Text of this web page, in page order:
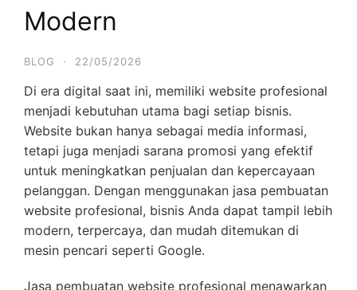
Modern
BLOG · 22/05/2026
Di era digital saat ini, memiliki website profesional
menjadi kebutuhan utama bagi setiap bisnis.
Website bukan hanya sebagai media informasi,
tetapi juga menjadi sarana promosi yang efektif
untuk meningkatkan penjualan dan kepercayaan
pelanggan. Dengan menggunakan jasa pembuatan
website profesional, bisnis Anda dapat tampil lebih
modern, terpercaya, dan mudah ditemukan di
mesin pencari seperti Google.
Jasa pembuatan website profesional menawarkan